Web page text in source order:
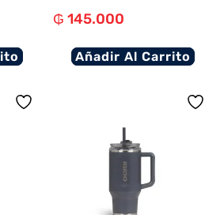
₲ 145.000
Añadir Al Carrito